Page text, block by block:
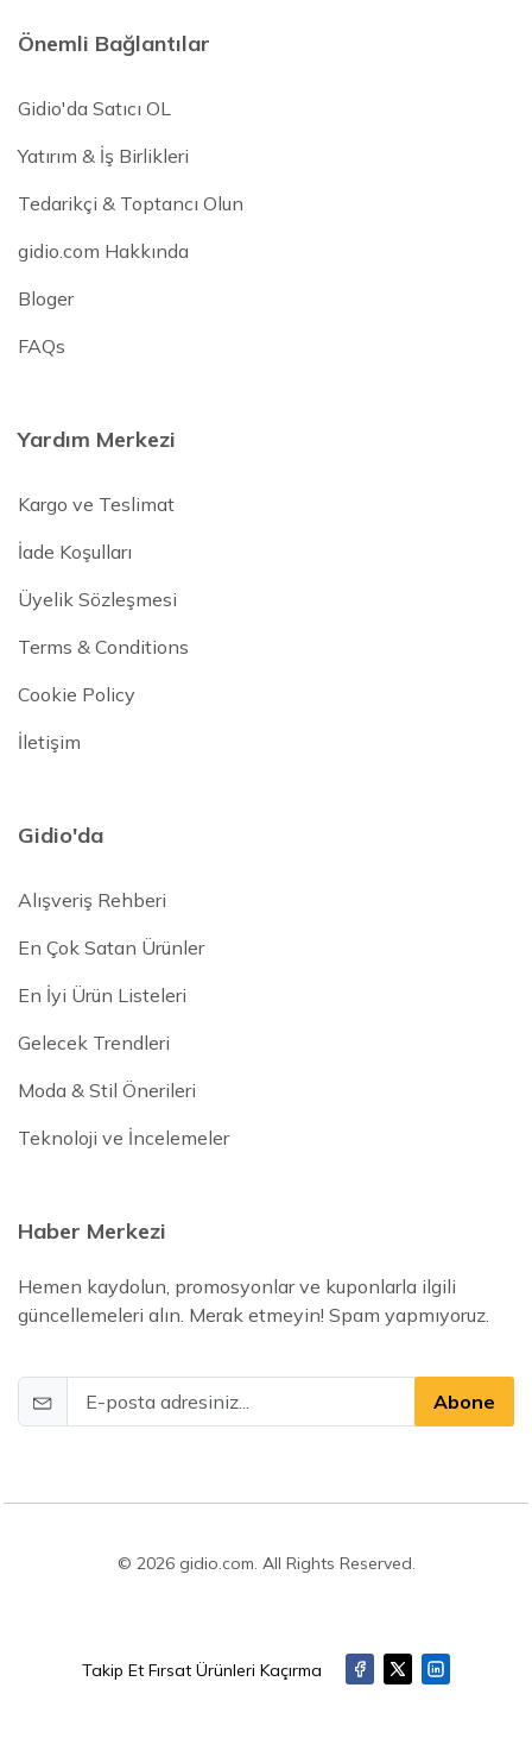
Önemli Bağlantılar
Gidio'da Satıcı OL
Yatırım & İş Birlikleri
Tedarikçi & Toptancı Olun
gidio.com Hakkında
Bloger
FAQs
Yardım Merkezi
Kargo ve Teslimat
İade Koşulları
Üyelik Sözleşmesi
Terms & Conditions
Cookie Policy
İletişim
Gidio'da
Alışveriş Rehberi
En Çok Satan Ürünler
En İyi Ürün Listeleri
Gelecek Trendleri
Moda & Stil Önerileri
Teknoloji ve İncelemeler
Haber Merkezi
Hemen kaydolun, promosyonlar ve kuponlarla ilgili
güncellemeleri alın. Merak etmeyin! Spam yapmıyoruz.
Abone
© 2026 gidio.com. All Rights Reserved.
Takip Et Fırsat Ürünleri Kaçırma